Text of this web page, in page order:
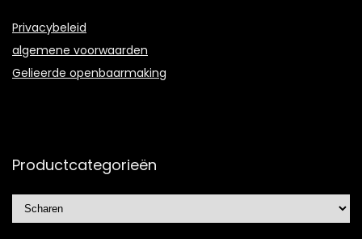
Privacybeleid
algemene voorwaarden
Gelieerde openbaarmaking
Productcategorieën